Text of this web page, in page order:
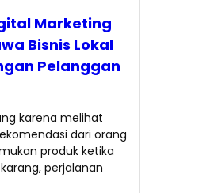
Marketing
Bisnis Lokal
Pelanggan
karena melihat
dari orang
produk ketika
perjalanan